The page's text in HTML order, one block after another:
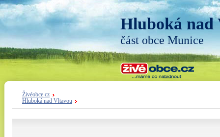
Hluboká nad
část obce Munice
Živéobce.cz
Hluboká nad Vltavou